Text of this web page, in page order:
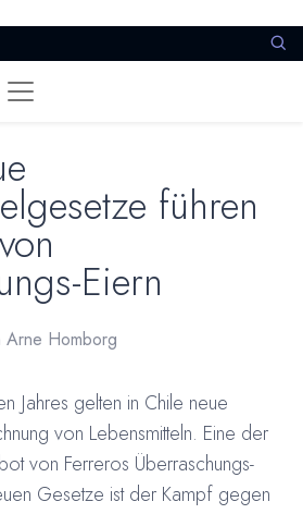
führen
Eiern
Arne Homborg
Jahres gelten in Chile neue
von Lebensmitteln. Eine der
von Ferreros Überraschungs-
Gesetze ist der Kampf gegen